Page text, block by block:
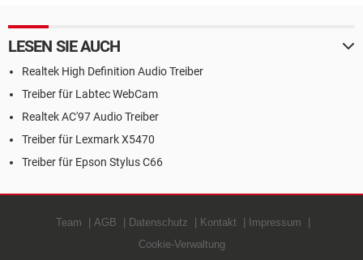
LESEN SIE AUCH
Realtek High Definition Audio Treiber
Treiber für Labtec WebCam
Realtek AC'97 Audio Treiber
Treiber für Lexmark X5470
Treiber für Epson Stylus C66
Team AGB Datenschutz Kontakt
Impressum
Cookie-Verwaltung